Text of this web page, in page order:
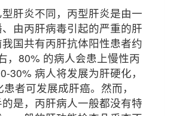
肝炎不同，丙型肝炎是由一
由丙肝病毒引起的严重的肝
国共有丙肝抗体阳性患者约
，80% 的病人会患上慢性丙
30% 病人将发展为肝硬化，
者可发展成肝癌。然而，
是，丙肝病人一般都没有特